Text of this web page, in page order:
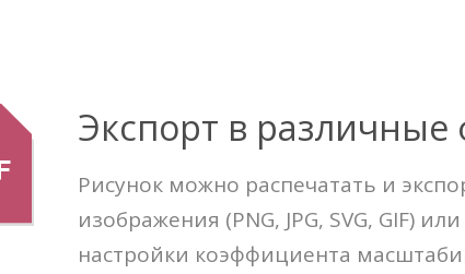
Экспорт в
Рисунок можно распечатать и
изображения (PNG, JPG, SVG, GIF)
настройки коэффициента